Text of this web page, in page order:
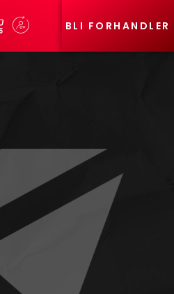
BLI FORHANDLER